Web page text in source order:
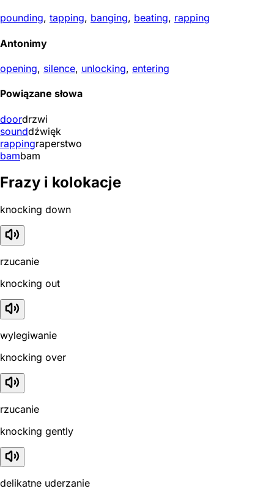
pounding, tapping, banging, beating, rapping
Antonimy
opening, silence, unlocking, entering
Powiązane słowa
doordrzwi
sounddźwięk
rappingraperstwo
bambam
Frazy i kolokacje
knocking down
rzucanie
knocking out
wylegiwanie
knocking over
rzucanie
knocking gently
delikatne uderzanie